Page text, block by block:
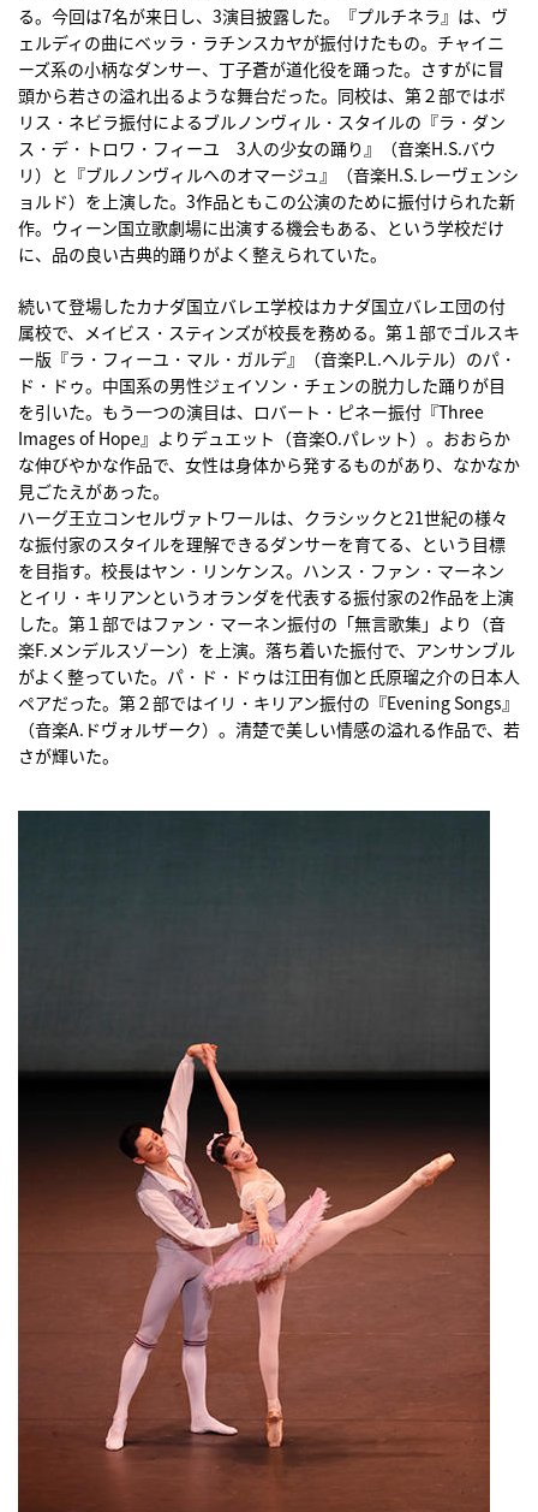
る。今回は7名が来日し、3演目披露した。『プルチネラ』は、ヴ
ェルディの曲にベッラ・ラチンスカヤが振付けたもの。チャイニ
ーズ系の小柄なダンサー、丁子蒼が道化役を踊った。さすがに冒
頭から若さの溢れ出るような舞台だった。同校は、第２部ではボ
リス・ネビラ振付によるブルノンヴィル・スタイルの『ラ・ダン
ス・デ・トロワ・フィーユ 3人の少女の踊り』（音楽H.S.バウ
リ）と『ブルノンヴィルへのオマージュ』（音楽H.S.レーヴェンシ
ョルド）を上演した。3作品ともこの公演のために振付けられた新
作。ウィーン国立歌劇場に出演する機会もある、という学校だけ
に、品の良い古典的踊りがよく整えられていた。
続いて登場したカナダ国立バレエ学校はカナダ国立バレエ団の付
属校で、メイビス・スティンズが校長を務める。第１部でゴルスキ
ー版『ラ・フィーユ・マル・ガルデ』（音楽P.L.ヘルテル）のパ・
ド・ドゥ。中国系の男性ジェイソン・チェンの脱力した踊りが目
を引いた。もう一つの演目は、ロバート・ピネー振付『Three
Images of Hope』よりデュエット（音楽O.パレット）。おおらか
な伸びやかな作品で、女性は身体から発するものがあり、なかなか
見ごたえがあった。
ハーグ王立コンセルヴァトワールは、クラシックと21世紀の様々
な振付家のスタイルを理解できるダンサーを育てる、という目標
を目指す。校長はヤン・リンケンス。ハンス・ファン・マーネン
とイリ・キリアンというオランダを代表する振付家の2作品を上演
した。第１部ではファン・マーネン振付の「無言歌集」より（音
楽F.メンデルスゾーン）を上演。落ち着いた振付で、アンサンブル
がよく整っていた。パ・ド・ドゥは江田有伽と氏原瑠之介の日本人
ペアだった。第２部ではイリ・キリアン振付の『Evening Songs』
（音楽A.ドヴォルザーク）。清楚で美しい情感の溢れる作品で、若
さが輝いた。